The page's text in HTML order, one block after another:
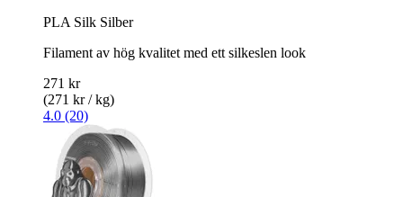
PLA Silk Silber
Filament av hög kvalitet med ett silkeslen look
271 kr
(271 kr / kg)
4.0 (20)